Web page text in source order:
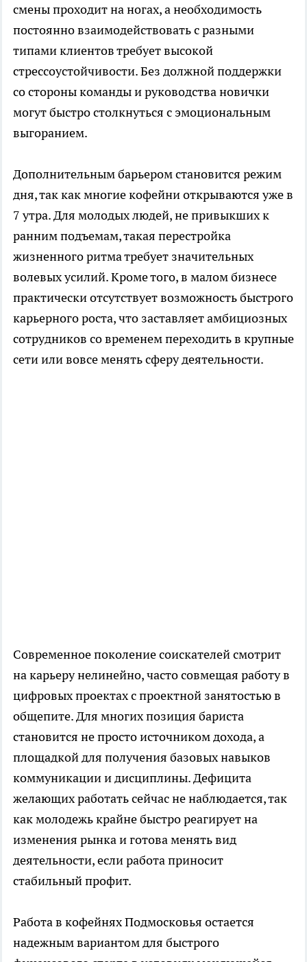
смены проходит на ногах, а необходимость
постоянно взаимодействовать с разными
типами клиентов требует высокой
стрессоустойчивости. Без должной поддержки
со стороны команды и руководства новички
могут быстро столкнуться с эмоциональным
выгоранием.
Дополнительным барьером становится режим
дня, так как многие кофейни открываются уже в
7 утра. Для молодых людей, не привыкших к
ранним подъемам, такая перестройка
жизненного ритма требует значительных
волевых усилий. Кроме того, в малом бизнесе
практически отсутствует возможность быстрого
карьерного роста, что заставляет амбициозных
сотрудников со временем переходить в крупные
сети или вовсе менять сферу деятельности.
Современное поколение соискателей смотрит
на карьеру нелинейно, часто совмещая работу в
цифровых проектах с проектной занятостью в
общепите. Для многих позиция бариста
становится не просто источником дохода, а
площадкой для получения базовых навыков
коммуникации и дисциплины. Дефицита
желающих работать сейчас не наблюдается, так
как молодежь крайне быстро реагирует на
изменения рынка и готова менять вид
деятельности, если работа приносит
стабильный профит.
Работа в кофейнях Подмосковья остается
надежным вариантом для быстрого